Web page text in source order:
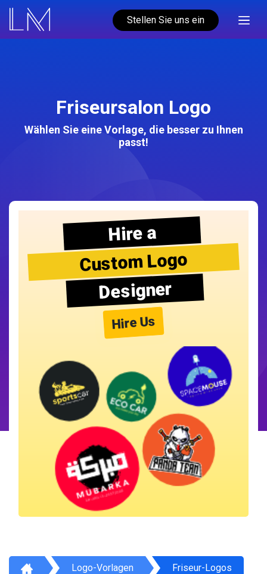
Stellen Sie uns ein
Friseursalon Logo
Wählen Sie eine Vorlage, die besser zu Ihnen
passt!
Hire a
Custom Logo
Designer
Hire Us
Logo-Vorlagen Friseur-Logos